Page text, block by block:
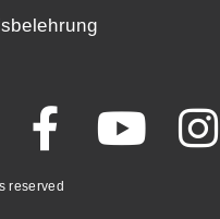
reserved